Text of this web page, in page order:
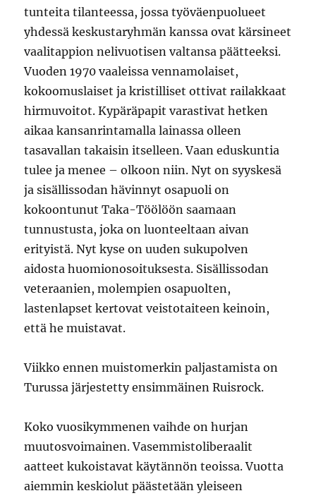
tunteita tilanteessa, jossa työväenpuolueet
yhdessä keskustaryhmän kanssa ovat kärsineet
vaalitappion nelivuotisen valtansa päätteeksi.
Vuoden 1970 vaaleissa vennamolaiset,
kokoomuslaiset ja kristilliset ottivat railakkaat
hirmuvoitot. Kypäräpapit varastivat hetken
aikaa kansanrintamalla lainassa olleen
tasavallan takaisin itselleen. Vaan eduskuntia
tulee ja menee – olkoon niin. Nyt on syyskesä
ja sisällissodan hävinnyt osapuoli on
kokoontunut Taka-Töölöön saamaan
tunnustusta, joka on luonteeltaan aivan
erityistä. Nyt kyse on uuden sukupolven
aidosta huomionosoituksesta. Sisällissodan
veteraanien, molempien osapuolten,
lastenlapset kertovat veistotaiteen keinoin,
että he muistavat.
Viikko ennen muistomerkin paljastamista on
Turussa järjestetty ensimmäinen Ruisrock.
Koko vuosikymmenen vaihde on hurjan
muutosvoimainen. Vasemmistoliberaalit
aatteet kukoistavat käytännön teoissa. Vuotta
aiemmin keskiolut päästetään yleiseen